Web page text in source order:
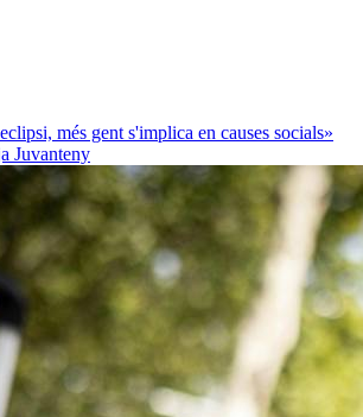
més gent s'implica en causes socials»
Juvanteny